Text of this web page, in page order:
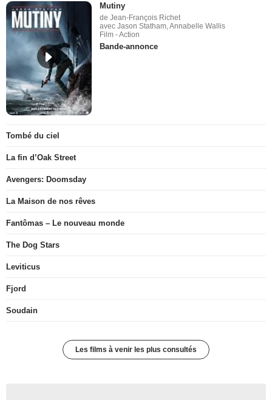
Mutiny
de Jean-François Richet
avec Jason Statham, Annabelle Wallis
Film - Action
Bande-annonce
Tombé du ciel
La fin d’Oak Street
Avengers: Doomsday
La Maison de nos rêves
Fantômas – Le nouveau monde
The Dog Stars
Leviticus
Fjord
Soudain
Les films à venir les plus consultés